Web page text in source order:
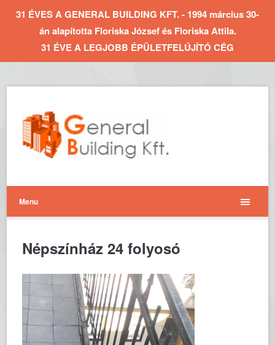
31 ÉVES A GENERAL BUILDING KFT. - 1994 március 30-
án alapította Floriska József és Floriska Attila.
31 ÉVE A LEGJOBB ÉPÜLETFELÚJÍTÓ CÉG
Menu
Népszínház 24 folyosó